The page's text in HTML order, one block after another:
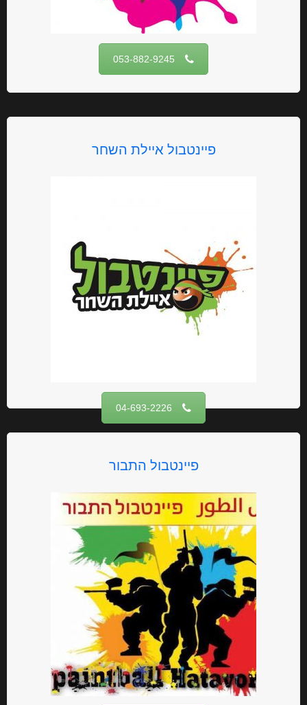
053-882-9245
פיינטבול איילת השחר
04-693-2226‏
פיינטבול התבור